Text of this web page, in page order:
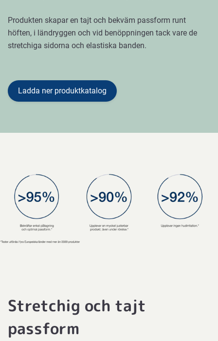
Produkten skapar en tajt och bekväm passform runt
höften, i ländryggen och vid benöppningen tack vare de
stretchiga sidorna och elastiska banden.
Ladda ner produktkatalog
Stretchig och tajt
passform